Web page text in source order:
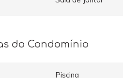
do Condomínio
Piscina